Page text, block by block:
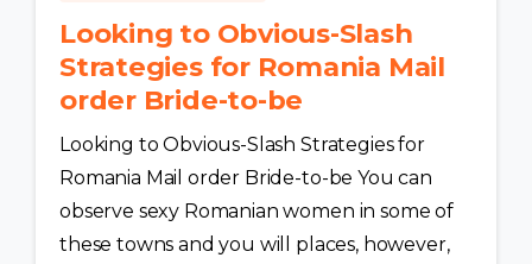
Looking to Obvious-Slash
Strategies for Romania Mail
order Bride-to-be
Looking to Obvious-Slash Strategies for
Romania Mail order Bride-to-be You can
observe sexy Romanian women in some of
these towns and you will places, however,